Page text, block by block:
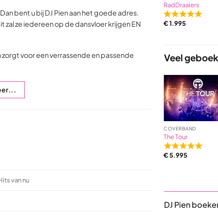
bent u bij DJ Pien aan het goede adres.
ze iedereen op de dansvloer krijgen EN
voor een verrassende en passende
van nu
RadDraaiers
Rated
5,0
5
on
9
ratings
€1.995
Veel
COVERBAND
The Tour
Rated
5,0
on
€5.995
of
DJ Pien